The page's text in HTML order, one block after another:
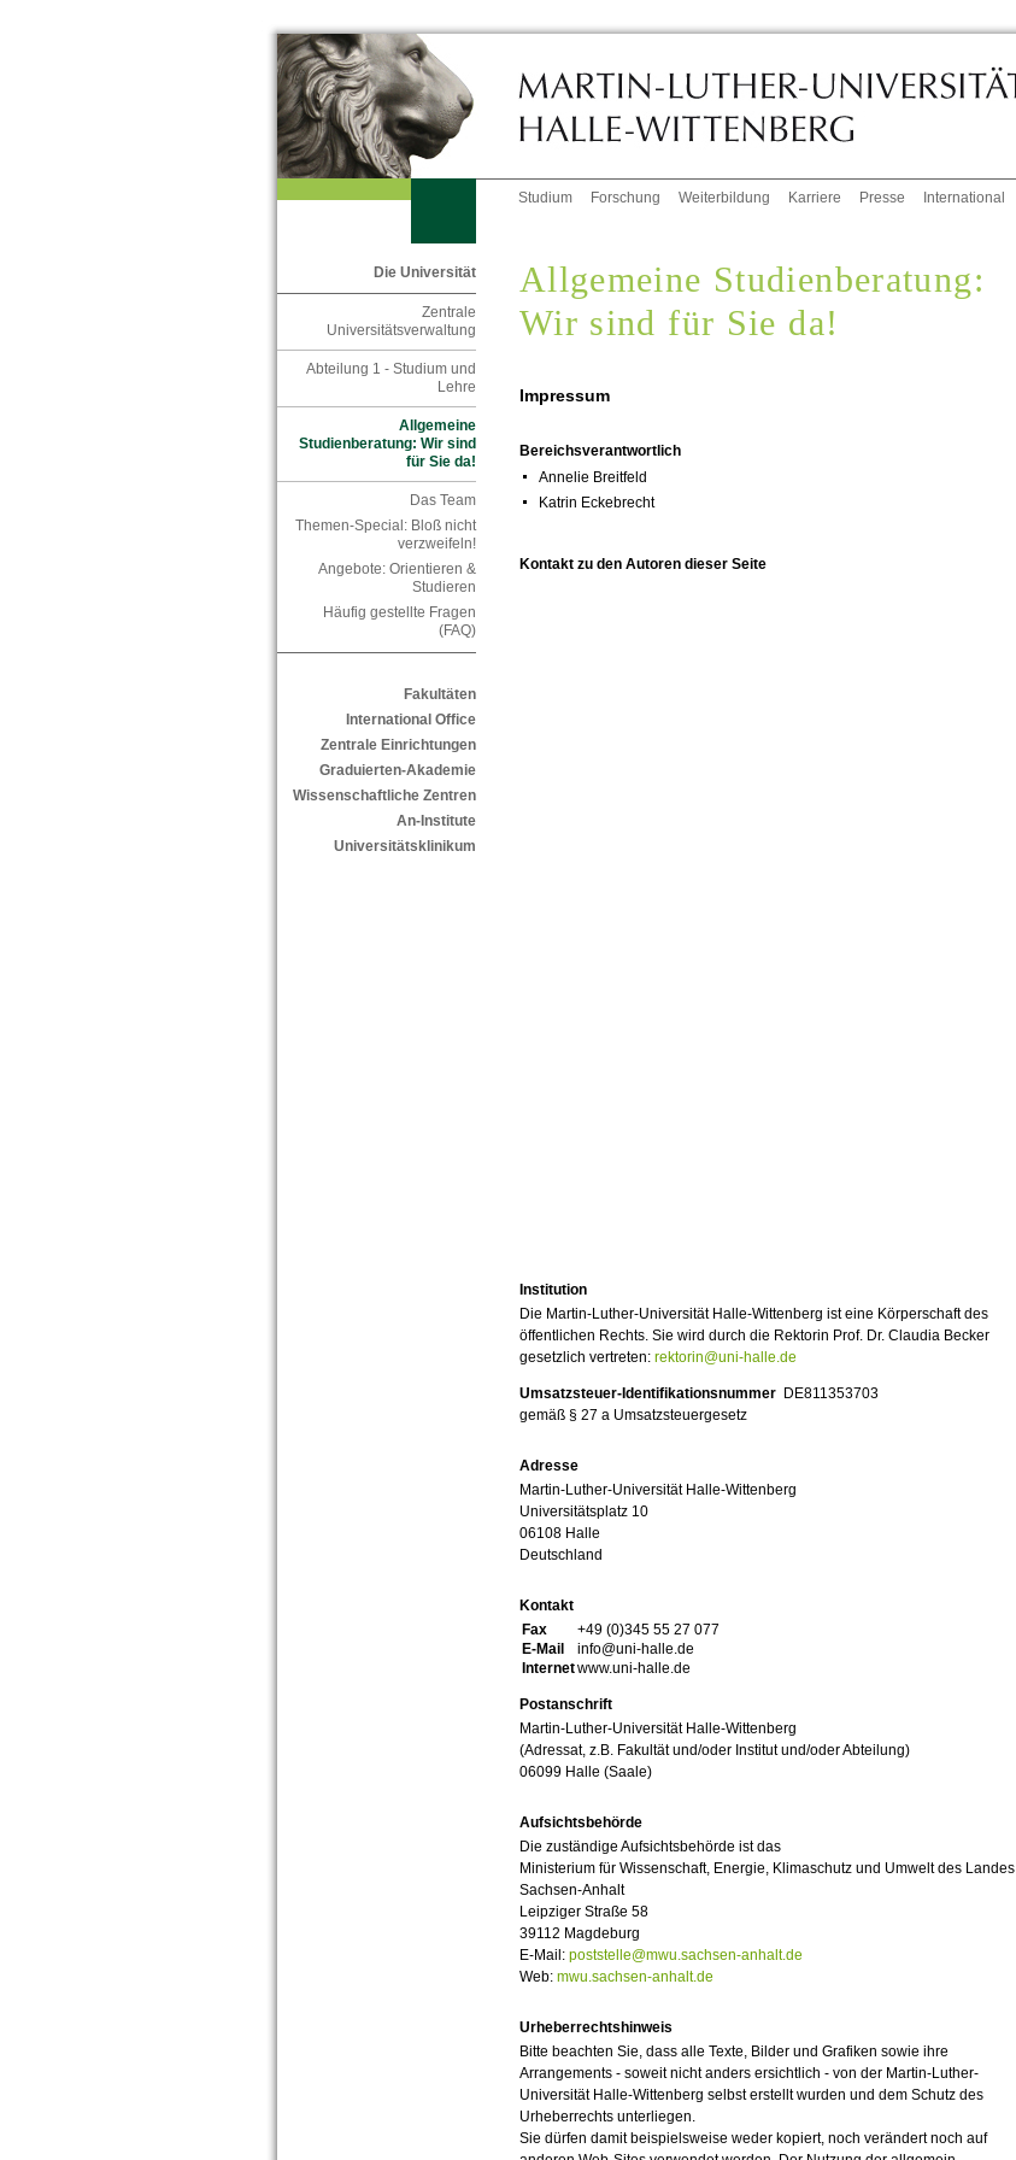
Studium Forschung Weiterbildung Karriere Presse International
Die Universität
Zentrale
Universitätsverwaltung
Abteilung 1 - Studium und
Lehre
Allgemeine
Studienberatung: Wir sind
für Sie da!
Das Team
Themen-Special: Bloß nicht
verzweifeln!
Angebote: Orientieren &
Studieren
Häufig gestellte Fragen
(FAQ)
Fakultäten
International Office
Zentrale Einrichtungen
Graduierten-Akademie
Wissenschaftliche Zentren
An-Institute
Universitätsklinikum
Allgemeine Studienberatung:
Wir sind für Sie da!
Impressum
Bereichsverantwortlich
Annelie Breitfeld
Katrin Eckebrecht
Kontakt zu den Autoren dieser Seite
Institution
Die Martin-Luther-Universität Halle-Wittenberg ist eine Körperschaft des
öffentlichen Rechts. Sie wird durch die Rektorin Prof. Dr. Claudia Becker
gesetzlich vertreten: rektorin@uni-halle.de
Umsatzsteuer-Identifikationsnummer DE811353703
gemäß § 27 a Umsatzsteuergesetz
Adresse
Martin-Luther-Universität Halle-Wittenberg
Universitätsplatz 10
06108 Halle
Deutschland
Kontakt
Fax
+49 (0)345 55 27 077
E-Mail
info@uni-halle.de
Internetwww.uni-halle.de
Postanschrift
Martin-Luther-Universität Halle-Wittenberg
(Adressat, z.B. Fakultät und/oder Institut und/oder Abteilung)
06099 Halle (Saale)
Aufsichtsbehörde
Die zuständige Aufsichtsbehörde ist das
Ministerium für Wissenschaft, Energie, Klimaschutz und Umwelt des Landes
Sachsen-Anhalt
Leipziger Straße 58
39112 Magdeburg
E-Mail: poststelle@mwu.sachsen-anhalt.de
Web: mwu.sachsen-anhalt.de
Urheberrechtshinweis
Bitte beachten Sie, dass alle Texte, Bilder und Grafiken sowie ihre
Arrangements - soweit nicht anders ersichtlich - von der Martin-Luther-
Universität Halle-Wittenberg selbst erstellt wurden und dem Schutz des
Urheberrechts unterliegen.
Sie dürfen damit beispielsweise weder kopiert, noch verändert noch auf